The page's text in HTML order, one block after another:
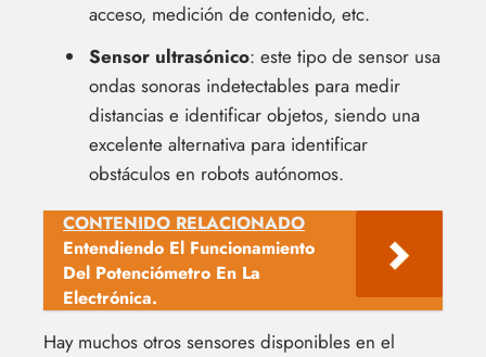
acceso, medición de contenido, etc.
Sensor ultrasónico: este tipo de sensor usa
ondas sonoras indetectables para medir
distancias e identificar objetos, siendo una
excelente alternativa para identificar
obstáculos en robots autónomos.
CONTENIDO RELACIONADO
Entendiendo El Funcionamiento
Del Potenciómetro En La
Electrónica.
Hay muchos otros sensores disponibles en el